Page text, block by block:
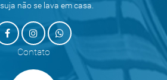
não se lava em casa.
Contato